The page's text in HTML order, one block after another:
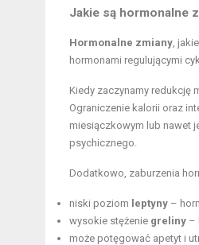
Jakie są hormonalne
Hormonalne zmiany ,
hormonami regulującymi
Kiedy zaczynamy redukcję
Ograniczenie kalorii oraz
miesiączkowym lub nawet
psychicznego.
Dodatkowo, zaburzenia
niski poziom leptyny –
wysokie stężenie greliny –
może potęgować apetyt i